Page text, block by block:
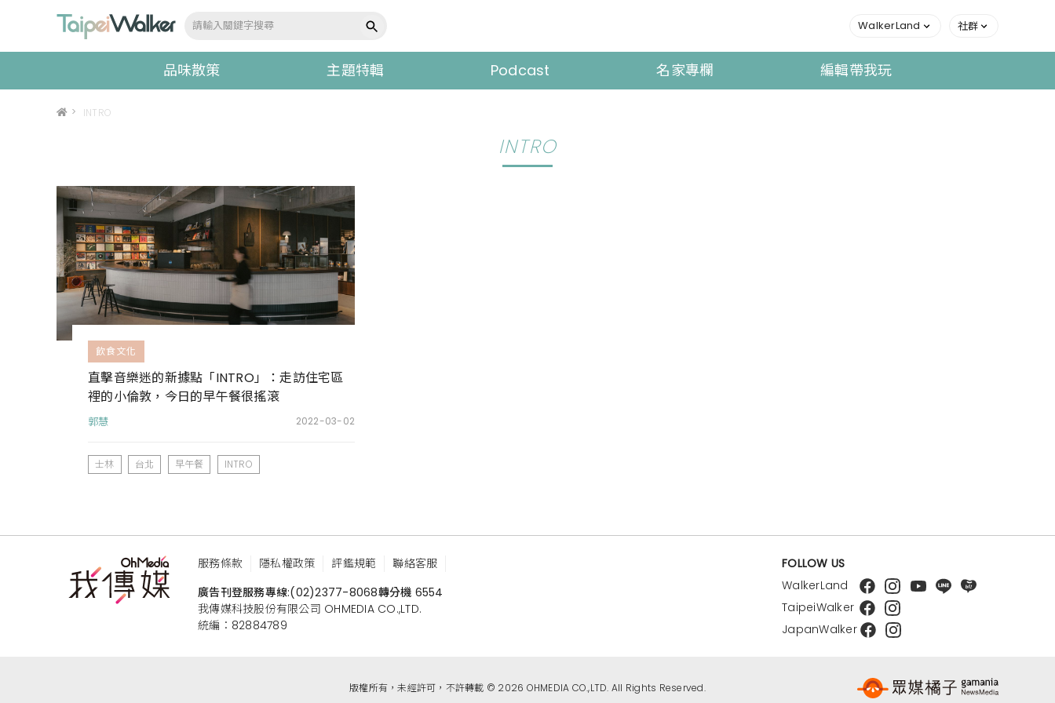
WalkerLand 社群
品味散策 主題特輯 Podcast 名家專欄 編輯帶我玩
> INTRO
INTRO
飲食文化
直擊音樂迷的新據點「INTRO」：走訪住宅區
裡的小倫敦，今日的早午餐很搖滾
郭慧 2022-03-02
士林 台北 早午餐 INTRO
服務條款 隱私權政策 評鑑規範
聯絡客服
廣告刊登服務專線:(02)2377-8068轉分機 6554
我傳媒科技股份有限公司 OHMEDIA CO.,LTD.
統編：82884789
FOLLOW US
WalkerLand
TaipeiWalker
JapanWalker
版權所有，未經許可，不許轉載 © 2026 OHMEDIA CO.,LTD. All Rights Reserved.